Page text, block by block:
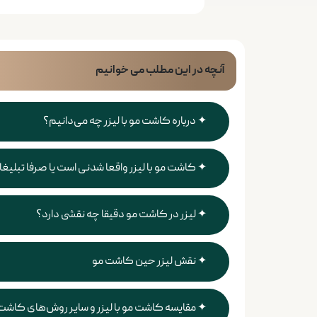
آنچه در این مطلب می خوانیم
درباره کاشت مو با لیزر چه می‌دانیم؟
کاشت مو با لیزر واقعا شدنی است یا صرفا
لیزر در کاشت مو دقیقا چه نقشی دارد؟
نقش لیزر حین کاشت مو
مقایسه کاشت مو با لیزر و سایر روش‌های